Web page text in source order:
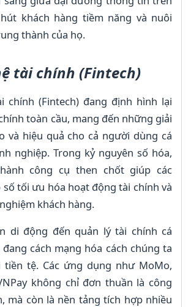
khách hàng tiềm năng và nuôi
thành của họ.
tài chính (Fintech)
chính (Fintech) đang định hình lại
toàn cầu, mang đến những giải
và hiệu quả cho cả người dùng cá
nghiệp. Trong kỷ nguyên số hóa,
công cụ then chốt giúp các
tối ưu hóa hoạt động tài chính và
khách hàng.
di động đến quản lý tài chính cá
cách mạng hóa cách chúng ta
tệ. Các ứng dụng như MoMo,
không chỉ đơn thuần là công
mà còn là nền tảng tích hợp nhiều